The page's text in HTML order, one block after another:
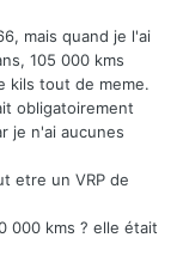
mais quand je l'ai
105 000 kms
kils tout de meme.
obligatoirement
je n'ai aucunes
etre un VRP de
000 kms ? elle était